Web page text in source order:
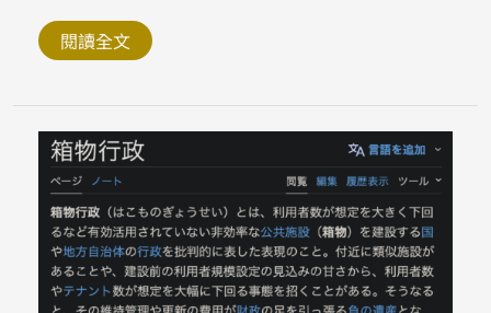
譯
日
文
音
文
單
字
背
日
文
漢
字
念
法
讀
法
常
用
漢
閱讀全文